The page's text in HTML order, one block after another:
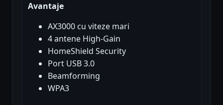
Avantaje
AX3000 cu viteze mari
4 antene High-Gain
HomeShield Security
Port USB 3.0
Beamforming
WPA3